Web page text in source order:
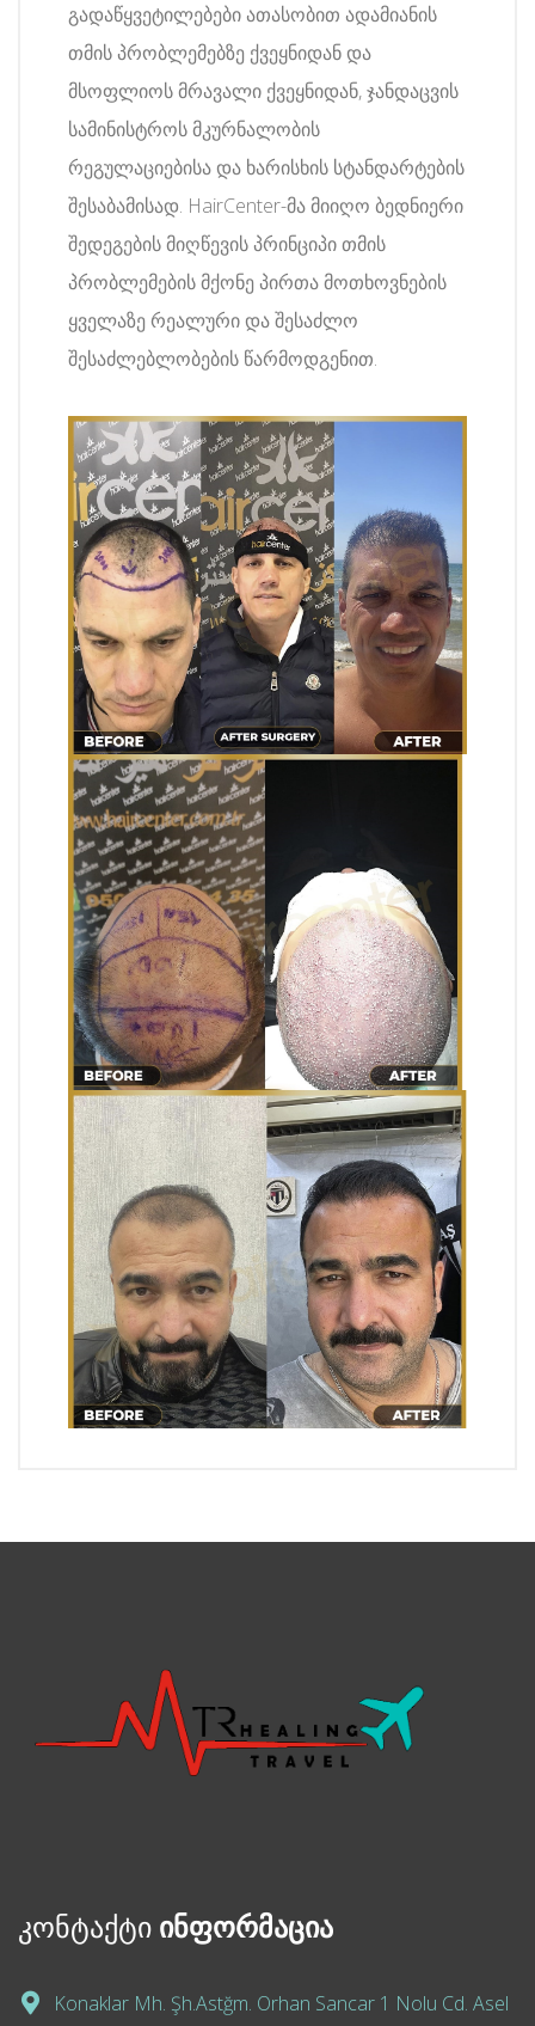
გადაწყვეტილებები ათასობით ადამიანის
თმის პრობლემებზე ქვეყნიდან და
მსოფლიოს მრავალი ქვეყნიდან, ჯანდაცვის
სამინისტროს მკურნალობის
რეგულაციებისა და ხარისხის სტანდარტების
შესაბამისად. HairCenter-მა მიიღო ბედნიერი
შედეგების მიღწევის პრინციპი თმის
პრობლემების მქონე პირთა მოთხოვნების
ყველაზე რეალური და შესაძლო
შესაძლებლობების წარმოდგენით.
კონტაქტი ინფორმაცია
Konaklar Mh. Şh.Astğm. Orhan Sancar 1 Nolu Cd. Asel